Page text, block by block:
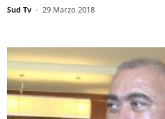
Sud Tv - 29 Marzo 2018